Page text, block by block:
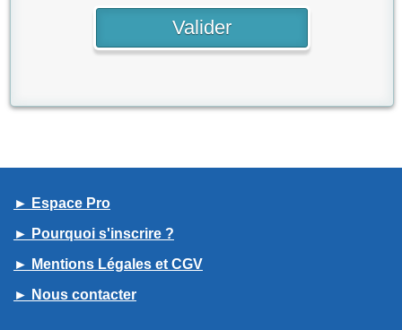
► Espace Pro
► Pourquoi s'inscrire ?
► Mentions Légales et CGV
► Nous contacter